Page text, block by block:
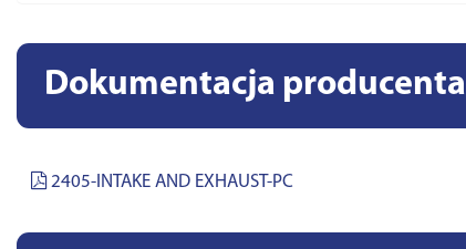
Dokumentacja producenta
2405-INTAKE AND EXHAUST-PC